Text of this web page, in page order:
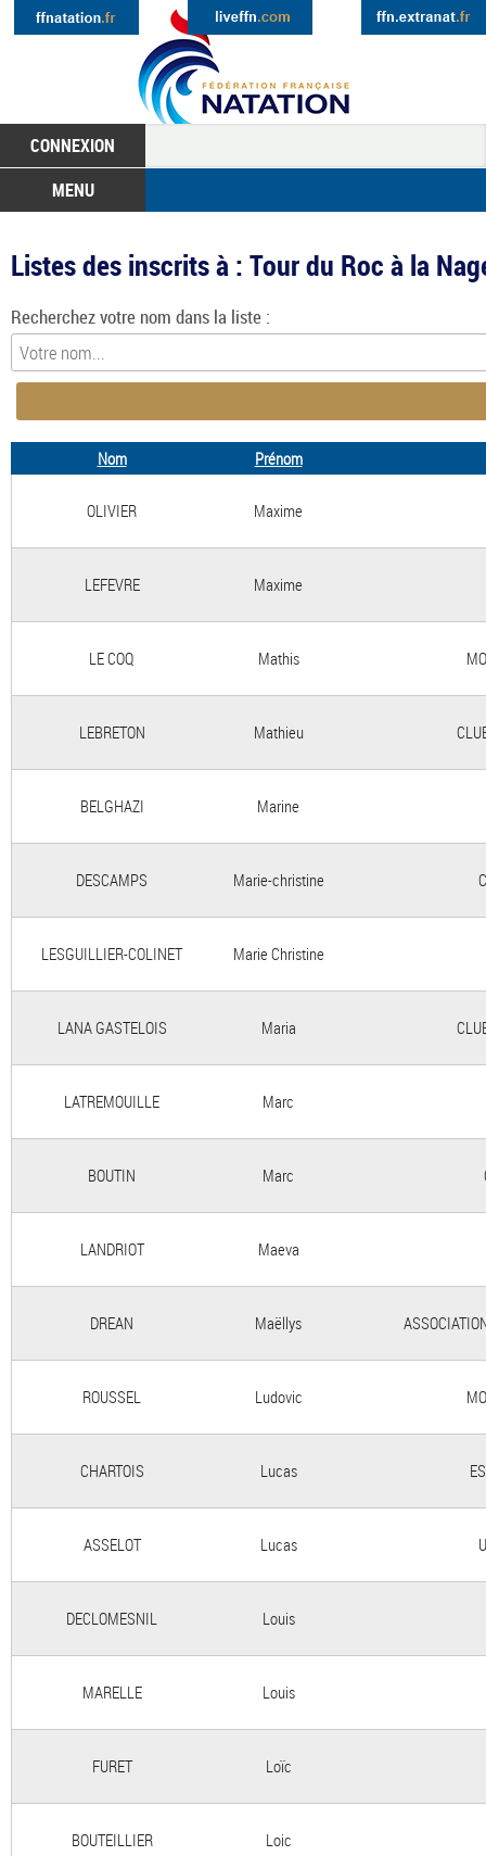
CONNEXION
MENU
Listes des inscrits à : Tour du Roc à la
Recherchez votre nom dans la liste :
Nom Prénom
OLIVIER Maxime
LEFEVRE Maxime
LE COQ Mathis
LEBRETON Mathieu
BELGHAZI Marine
DESCAMPS Marie-christine
LESGUILLIER-COLINET Marie Christine
LANA GASTELOIS Maria
LATREMOUILLE Marc
BOUTIN Marc
LANDRIOT Maeva
DREAN Maëllys
ROUSSEL Ludovic
CHARTOIS Lucas
ASSELOT Lucas
DECLOMESNIL Louis
MARELLE Louis
FURET Loïc
BOUTEILLIER Loic